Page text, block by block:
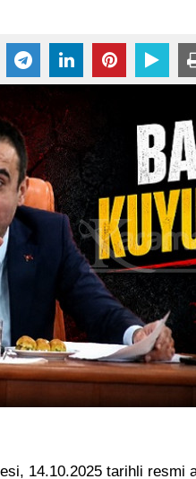
14.10.2025 tarihli resmi